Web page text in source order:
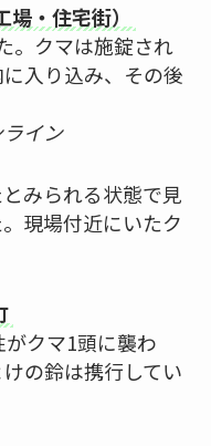
・住宅街）
。クマは施錠され
入り込み、その後
イン
みられる状態で見
現場付近にいたク
クマ1頭に襲わ
の鈴は携行してい